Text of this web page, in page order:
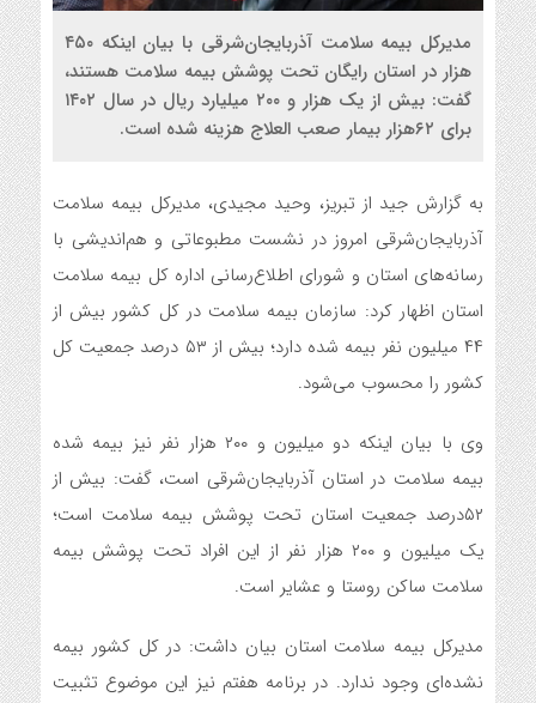
مدیرکل بیمه سلامت آذربایجان‌شرقی با بیان اینکه ۴۵۰
هزار در استان رایگان تحت پوشش بیمه سلامت هستند،
گفت: بیش از یک هزار و ۲۰۰ میلیارد ریال در سال ۱۴۰۲
برای ۶۲هزار بیمار صعب العلاج هزینه شده است.
به گزارش جید از تبریز، وحید مجیدی، مدیرکل بیمه سلامت
آذربایجان‌شرقی امروز در نشست مطبوعاتی و هم‌اندیشی با
رسانه‌های استان و شورای اطلاع‌رسانی اداره کل بیمه سلامت
استان اظهار کرد: سازمان بیمه سلامت در کل کشور بیش از
۴۴ میلیون نفر بیمه شده دارد؛ بیش از ۵۳ درصد جمعیت کل
کشور را محسوب می‌شود.
وی با بیان اینکه دو میلیون و ۲۰۰ هزار نفر نیز بیمه شده
بیمه سلامت در استان آذربایجان‌شرقی است، گفت: بیش از
۵۲درصد جمعیت استان تحت پوشش بیمه سلامت است؛
یک میلیون و ۲۰۰ هزار نفر از این افراد تحت پوشش بیمه
سلامت ساکن روستا و عشایر است.
مدیرکل بیمه سلامت استان بیان داشت: در کل کشور بیمه
نشده‌ای وجود ندارد. در برنامه هفتم نیز این موضوع تثبیت